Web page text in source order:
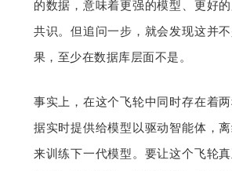
的数据，意味着更强的模型、更好
共识。但追问一步，就会发现这并
果，至少在数据库层面不是。
事实上，在这个飞轮中同时存在着
据实时提供给模型以驱动智能体，
来训练下一代模型。要让这个飞轮